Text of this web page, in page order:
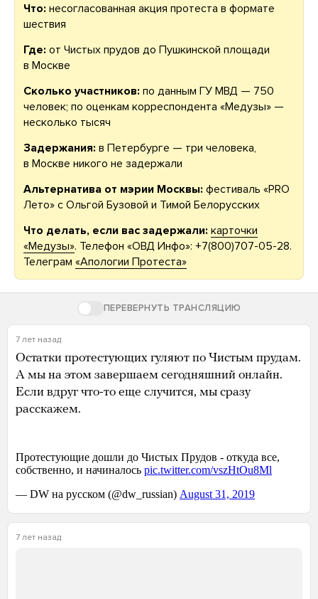
Что: несогласованная акция протеста в формате
шествия
Где: от Чистых прудов до Пушкинской площади
в Москве
Сколько участников: по данным ГУ МВД — 750
человек; по оценкам корреспондента «Медузы» —
несколько тысяч
Задержания: в Петербурге — три человека,
в Москве никого не задержали
Альтернатива от мэрии Москвы: фестиваль «PRO
Лето» с Ольгой Бузовой и Тимой Белорусских
Что делать, если вас задержали: карточки
«Медузы». Телефон «ОВД Инфо»: +7(800)707-05-28.
Телеграм «Апологии Протеста»
ПЕРЕВЕРНУТЬ ТРАНСЛЯЦИЮ
7 лет назад
Остатки протестующих гуляют по Чистым прудам.
А мы на этом завершаем сегодняшний онлайн.
Если вдруг что-то еще случится, мы сразу
расскажем.
7 лет назад